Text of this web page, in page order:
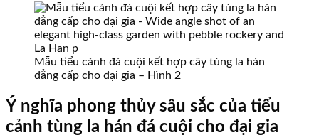
Mẫu tiểu cảnh đá cuội kết hợp cây tùng la hán
đẳng cấp cho đại gia – Hình 2
Ý nghĩa phong thủy sâu sắc của tiểu
cảnh tùng la hán đá cuội cho đại gia